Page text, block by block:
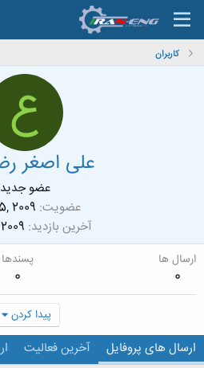
کاربران
ع
علی اصغر
عضو جدید
عضویت 2009
آخرین بازدید
ارسال ها
0
پسندها
0
پیدا کردن
ارسال های پروفایل آخرین فعالیت